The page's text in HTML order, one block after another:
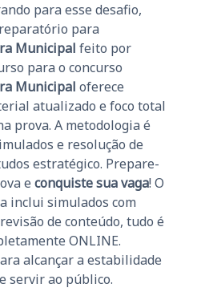
para esse desafio,
para
Municipal feito por
para o concurso
Municipal oferece
atualizado e foco total
prova. A metodologia é
e resolução de
estratégico. Prepare-
e conquiste sua vaga! O
inclui simulados com
de conteúdo, tudo é
ONLINE.
alcançar a estabilidade
servir ao público.